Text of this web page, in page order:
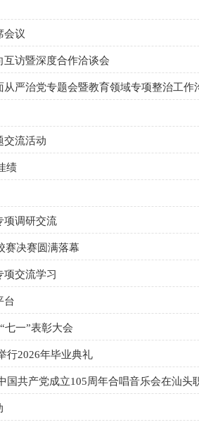
会议
访暨深度合作洽谈会
严治党专题会暨教育领域专项整治工作
交流活动
绩
项调研交流
赛决赛圆满落幕
项交流学习
台
七一”表彰大会
行2026年毕业典礼
共产党成立105周年合唱音乐会在汕头